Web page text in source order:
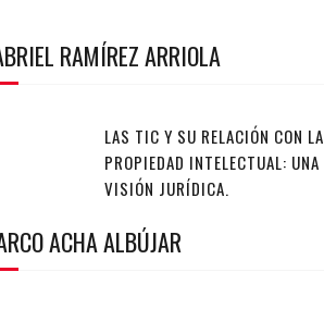
RAMÍREZ ARRIOLA
LAS TIC Y SU RELACIÓN CON LA
PROPIEDAD INTELECTUAL: UNA
VISIÓN JURÍDICA.
ACHA ALBÚJAR